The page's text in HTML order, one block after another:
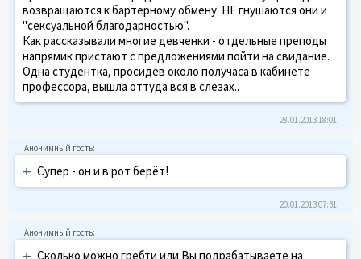
возвращаются к бартерному обмену. НЕ гнушаются они и
"сексуальной благодарностью".
Как рассказывали многие девченки - отдельные преподы
напрямик пристают с предложениями пойти на свидание.
Одна студентка, просидев около получаса в кабинете
профессора, вышла оттуда вся в слезах..
28.01.2013 18:01
+ Супер - он и в рот берёт!
20.01.2013 07:31
Сколько можно гребти или Вы подрабатываете на